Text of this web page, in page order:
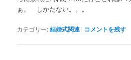
ぁ。 しかたない。。。
カテゴリー:結婚式関連 | コメントを残す